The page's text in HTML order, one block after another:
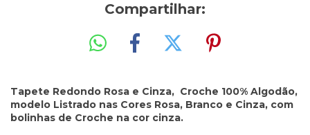
Compartilhar:
Tapete Redondo Rosa e Cinza, Croche 100% Algodão,
modelo Listrado nas Cores Rosa, Branco e Cinza, com
bolinhas de Croche na cor cinza.